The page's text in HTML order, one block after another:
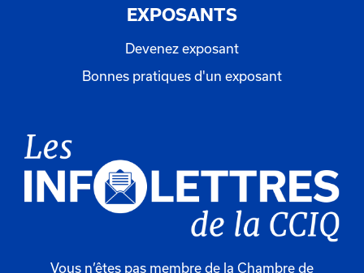
EXPOSANTS
Devenez exposant
Bonnes pratiques d'un exposant
Vous n’êtes pas membre de la Chambre de